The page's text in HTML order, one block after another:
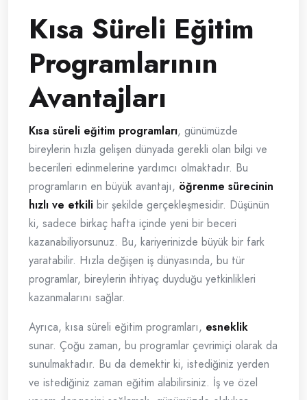
Kısa Süreli Eğitim
Programlarının
Avantajları
Kısa süreli eğitim programları, günümüzde
bireylerin hızla gelişen dünyada gerekli olan bilgi ve
becerileri edinmelerine yardımcı olmaktadır. Bu
programların en büyük avantajı, öğrenme sürecinin
hızlı ve etkili bir şekilde gerçekleşmesidir. Düşünün
ki, sadece birkaç hafta içinde yeni bir beceri
kazanabiliyorsunuz. Bu, kariyerinizde büyük bir fark
yaratabilir. Hızla değişen iş dünyasında, bu tür
programlar, bireylerin ihtiyaç duyduğu yetkinlikleri
kazanmalarını sağlar.
Ayrıca, kısa süreli eğitim programları, esneklik
sunar. Çoğu zaman, bu programlar çevrimiçi olarak da
sunulmaktadır. Bu da demektir ki, istediğiniz yerden
ve istediğiniz zaman eğitim alabilirsiniz. İş ve özel